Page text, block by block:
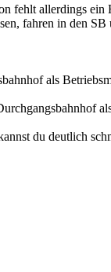
allerdings ein
fahren in den
als
du deutlich